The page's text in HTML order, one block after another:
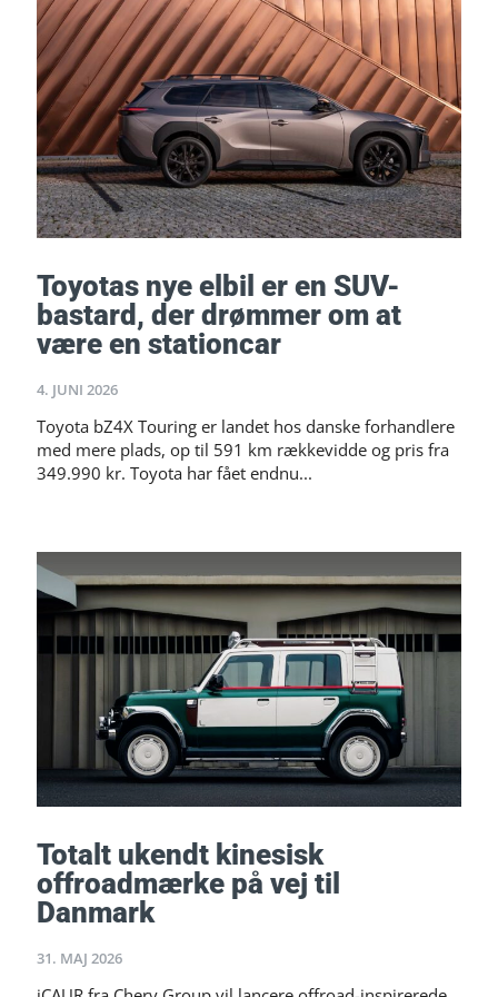
Toyotas nye elbil er en SUV-
bastard, der drømmer om at
være en stationcar
4. JUNI 2026
Toyota bZ4X Touring er landet hos danske forhandlere
med mere plads, op til 591 km rækkevidde og pris fra
349.990 kr. Toyota har fået endnu...
Totalt ukendt kinesisk
offroadmærke på vej til
Danmark
31. MAJ 2026